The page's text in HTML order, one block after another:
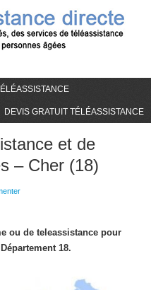
DEVIS GRATUIT TÉLÉASSISTANCE
et de
– Cher (18)
ou de teleassistance pour
18.